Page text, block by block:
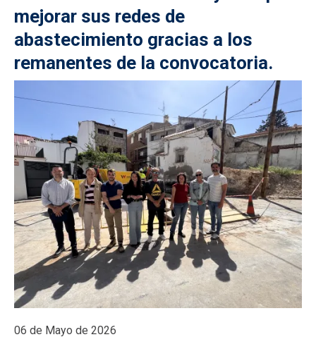
mejorar sus redes de
abastecimiento gracias a los
remanentes de la convocatoria.
06 de Mayo de 2026